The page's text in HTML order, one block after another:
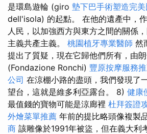
是環島遊輪 (giro 墊下巴手術塑造完
dell'isola) 的起點。 在他的遺產中，
人民，以加強西方與東方之間的關係
主義共產主義。 桃園植牙專業醫師 然
提出了質疑，現在它歸他們所有，由
(Fondazione Ronchi) 豐原按摩服務
公司 在涼棚小路的盡頭，我們發現了
望台，這就是維多利亞露台。 8) 健康
最值錢的寶物可能是涼廊裡 杜拜簽證
外燴菜單推薦 年前的提比略頭像複製
商 該雕像於1991年被盜，但在義大利